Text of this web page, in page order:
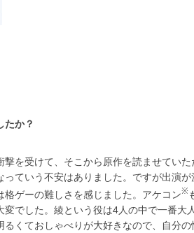
たか？
を受けて、そこから原作を読ませていた
ていう不安はありました。ですが出演が
ゲーの難しさを感じました。アケコン※
変でした。綾という役は4人の中で一番大
くておしゃべりが大好きなので、自分の